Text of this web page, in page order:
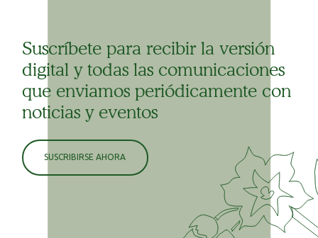
Suscríbete para recibir la versión
digital y todas las comunicaciones
que enviamos periódicamente con
noticias y eventos
SUSCRIBIRSE AHORA